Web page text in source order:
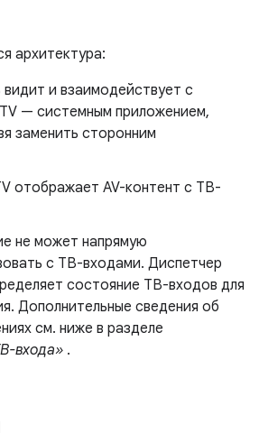
архитектура:
видит и взаимодействует с
— системным приложением,
заменить сторонним
отображает AV-контент с ТВ-
не может напрямую
с ТВ-входами. Диспетчер
состояние ТВ-входов для
Дополнительные сведения об
см. ниже в разделе
входа» .